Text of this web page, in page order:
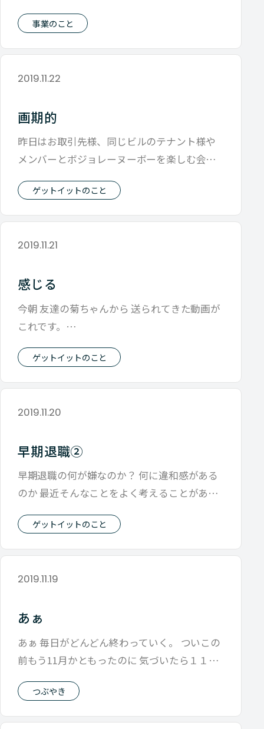
事業のこと
2019.11.22
画期的
昨日はお取引先様、同じビルのテナント様や
メンバーとボジョレーヌーボーを楽しむ会を
ゲットイットのこと
2019.11.21
感じる
今朝 友達の菊ちゃんから 送られてきた動画が
これです。
ゲットイットのこと
2019.11.20
早期退職②
早期退職の何が嫌なのか？ 何に違和感がある
のか 最近そんなことをよく考えることがある
ゲットイットのこと
2019.11.19
あぁ
あぁ 毎日がどんどん終わっていく。 ついこの
前もう11月かともったのに 気づいたら１１月
つぶやき